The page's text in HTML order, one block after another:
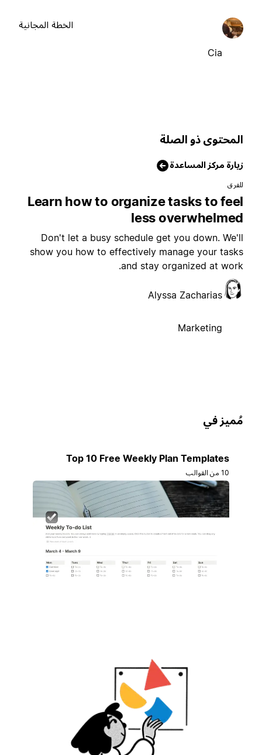
الخطة المجانية
ذو الصلة
مركز المساعدة
Learn how to organize tasks to
less
Don't let a busy schedule get you down.
show you how to effectively manage your
and stay organized at
Alyssa Zacharias
Marketing
في
Top 10 Free Weekly Plan Templates